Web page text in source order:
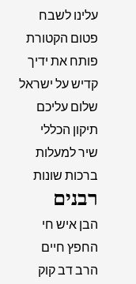
עלינו לשבח
פטום הקטורת
פותח את ידיך
קדיש על ישראל
שלום עליכם
תיקון הכללי
שיר למעלות
ברכות שונות
רבנים
הבן איש חי
החפץ חיים
הרב דב קוק